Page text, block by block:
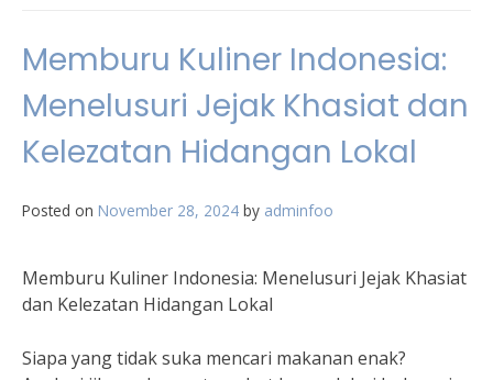
Memburu Kuliner Indonesia:
Menelusuri Jejak Khasiat dan
Kelezatan Hidangan Lokal
Posted on November 28, 2024 by adminfoo
Memburu Kuliner Indonesia: Menelusuri Jejak Khasiat
dan Kelezatan Hidangan Lokal
Siapa yang tidak suka mencari makanan enak?